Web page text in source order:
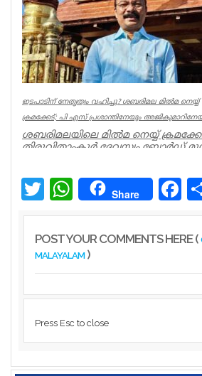
Latest News
ഇടപാടിന് നേതൃത്വം വഹിച്ചു? ശബരിമല മില്‍മ നെയ്യ്
ക്രമക്കേട്; പി എസ് പ്രശാന്തിനേയും
ശബരിമലയിലെ മില്‍മ നെയ്യ്
തിരുവിതാംകൂര്‍ ദേവസ്വം ബോര്‍ഡ്
Kerala
Twitter WhatsAppShare
POST YOUR COMMENTS HERE (
MALAYALAM)
Press Esc to close